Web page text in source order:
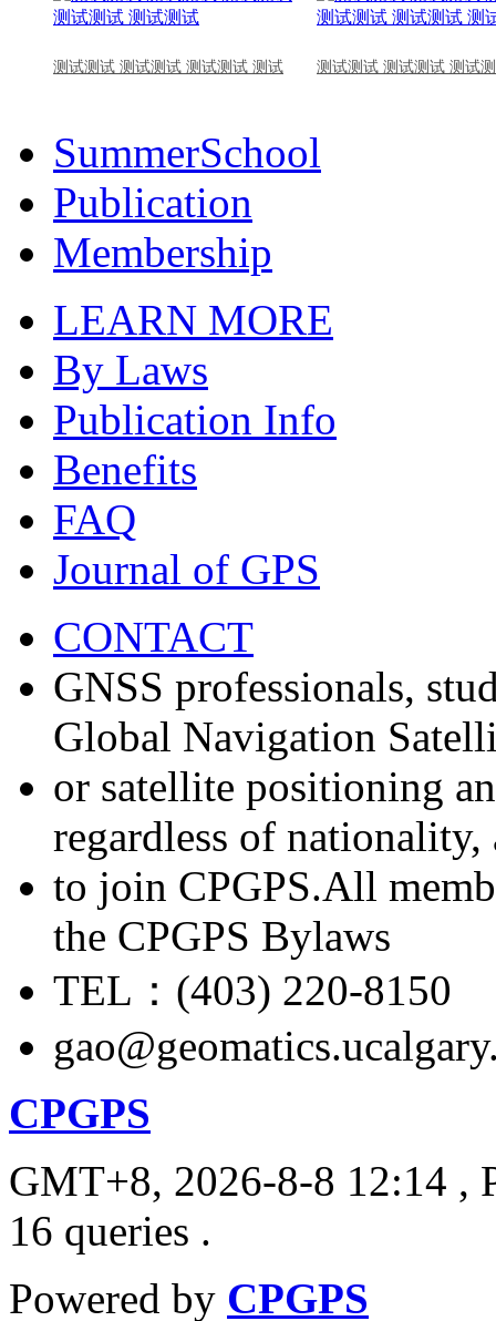
测试测试 测试测试 测试测试 测试 测试测试 测试测试 测试
SummerSchool
Publication
Membership
LEARN MORE
By Laws
Publication Info
Benefits
FAQ
Journal of GPS
CONTACT
GNSS professionals,
Global Navigation
or satellite positioning
regardless of nationality,
to join CPGPS.All
the CPGPS Bylaws
TEL：(403) 220-8150
CPGPS
GMT+8, 2026-8-8 12:14 ,
16 queries .
Powered by CPGPS